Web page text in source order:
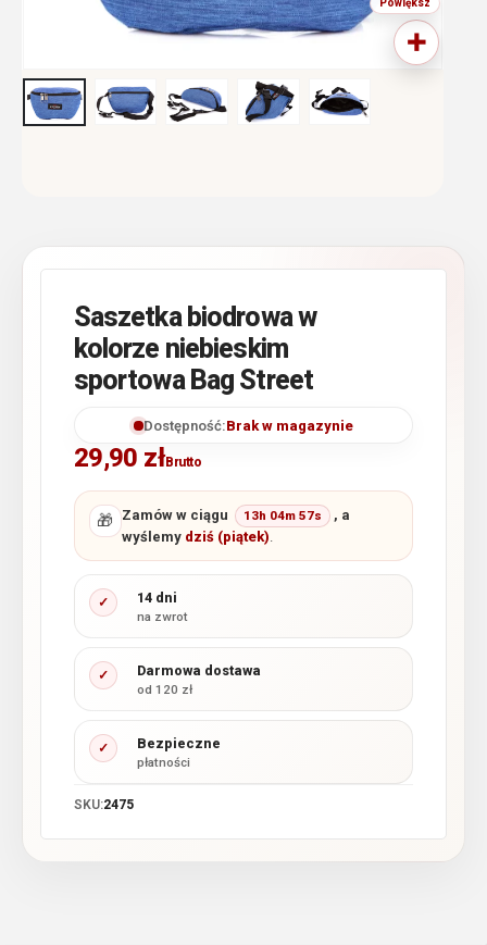
Saszetka biodrowa w
kolorze niebieskim
sportowa Bag Street
Dostępność:Brak w magazynie
29,90 złBrutto
🎁 Zamów w ciągu 13h 04m 57s
, a
wyślemy dziś (piątek).
✓ 14 dni
na zwrot
✓ Darmowa dostawa
od 120 zł
✓ Bezpieczne
płatności
SKU:2475